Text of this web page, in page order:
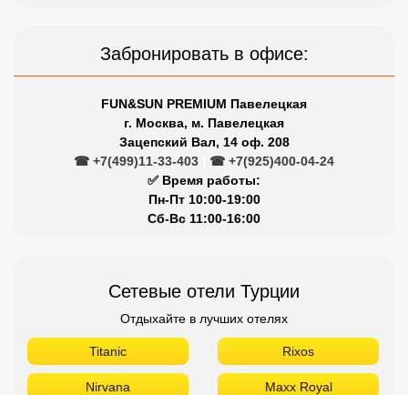
Забронировать в офисе:
FUN&SUN PREMIUM Павелецкая
г. Москва, м. Павелецкая
Зацепский Вал, 14 оф. 208
☎ +7(499)11-33-403
☎ +7(925)400-04-24
✅ Время работы:
Пн-Пт 10:00-19:00
Сб-Вс 11:00-16:00
Сетевые отели Турции
Отдыхайте в лучших отелях
Titanic Rixos
Nirvana Maxx Royal